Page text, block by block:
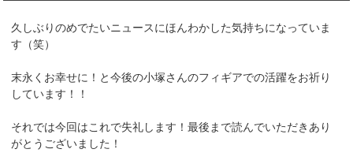
久しぶりのめでたいニュースにほんわかした気持ちになっていま
す（笑）
末永くお幸せに！と今後の小塚さんのフィギアでの活躍をお祈り
しています！！
それでは今回はこれで失礼します！最後まで読んでいただきあり
がとうございました！